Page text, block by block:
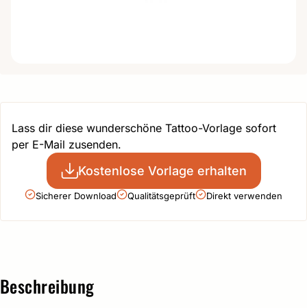
Lass dir diese wunderschöne Tattoo-Vorlage sofort
per E-Mail zusenden.
Kostenlose Vorlage erhalten
Sicherer Download Qualitätsgeprüft Direkt verwenden
Beschreibung